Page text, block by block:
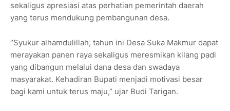
sekaligus apresiasi atas perhatian pemerintah daerah
yang terus mendukung pembangunan desa.
“Syukur alhamdulillah, tahun ini Desa Suka Makmur dapat
merayakan panen raya sekaligus meresmikan kilang padi
yang dibangun melalui dana desa dan swadaya
masyarakat. Kehadiran Bupati menjadi motivasi besar
bagi kami untuk terus maju,” ujar Budi Tarigan.